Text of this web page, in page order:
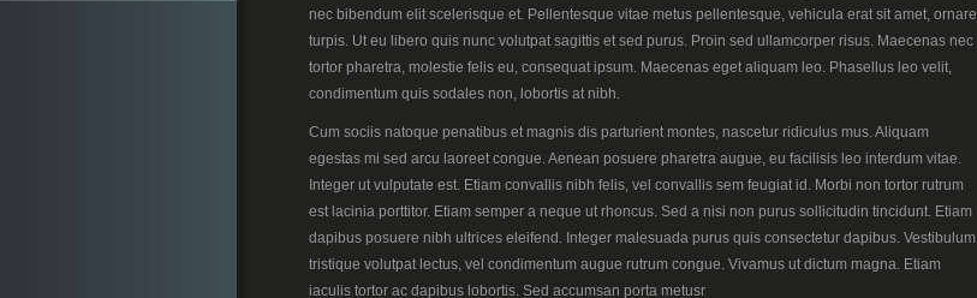
nec bibendum elit scelerisque et. Pellentesque vitae metus pellentesque, vehicula erat sit amet, ornare
turpis. Ut eu libero quis nunc volutpat sagittis et sed purus. Proin sed ullamcorper risus. Maecenas nec
tortor pharetra, molestie felis eu, consequat ipsum. Maecenas eget aliquam leo. Phasellus leo velit,
condimentum quis sodales non, lobortis at nibh.
Cum sociis natoque penatibus et magnis dis parturient montes, nascetur ridiculus mus. Aliquam
egestas mi sed arcu laoreet congue. Aenean posuere pharetra augue, eu facilisis leo interdum vitae.
Integer ut vulputate est. Etiam convallis nibh felis, vel convallis sem feugiat id. Morbi non tortor rutrum
est lacinia porttitor. Etiam semper a neque ut rhoncus. Sed a nisi non purus sollicitudin tincidunt. Etiam
dapibus posuere nibh ultrices eleifend. Integer malesuada purus quis consectetur dapibus. Vestibulum
tristique volutpat lectus, vel condimentum augue rutrum congue. Vivamus ut dictum magna. Etiam
iaculis tortor ac dapibus lobortis. Sed accumsan porta metusr